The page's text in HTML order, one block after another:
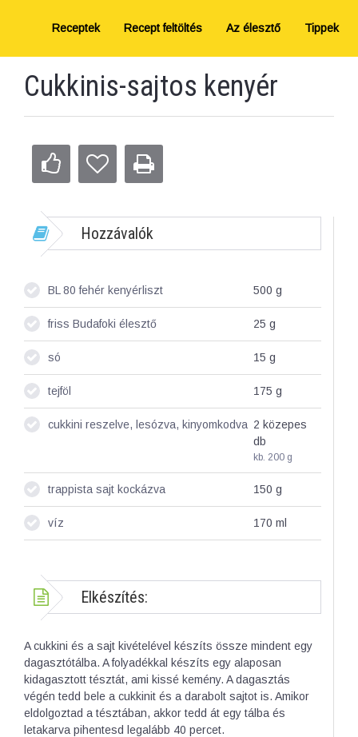
Receptek Recept feltöltés Az élesztő Tippek
Cukkinis-sajtos kenyér
Hozzávalók
BL 80 fehér kenyérliszt 500 g
friss Budafoki élesztő 25 g
só 15 g
tejföl 175 g
cukkini reszelve, lesózva, kinyomkodva 2 közepes
db
kb. 200 g
trappista sajt kockázva 150 g
víz 170 ml
Elkészítés:
A cukkini és a sajt kivételével készíts össze mindent egy
dagasztótálba. A folyadékkal készíts egy alaposan
kidagasztott tésztát, ami kissé kemény. A dagasztás
végén tedd bele a cukkinit és a darabolt sajtot is. Amikor
eldolgoztad a tésztában, akkor tedd át egy tálba és
letakarva pihentesd legalább 40 percet.